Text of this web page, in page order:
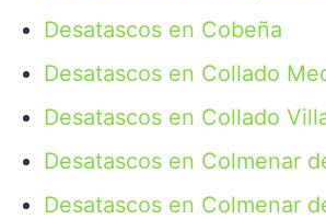
Desatascos en Cobeña
Desatascos en Collado
Desatascos en Collado
Desatascos en Colmenar
Desatascos en Colmenar